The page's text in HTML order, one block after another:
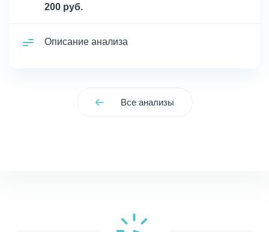
200 руб.
Описание анализа
Все анализы